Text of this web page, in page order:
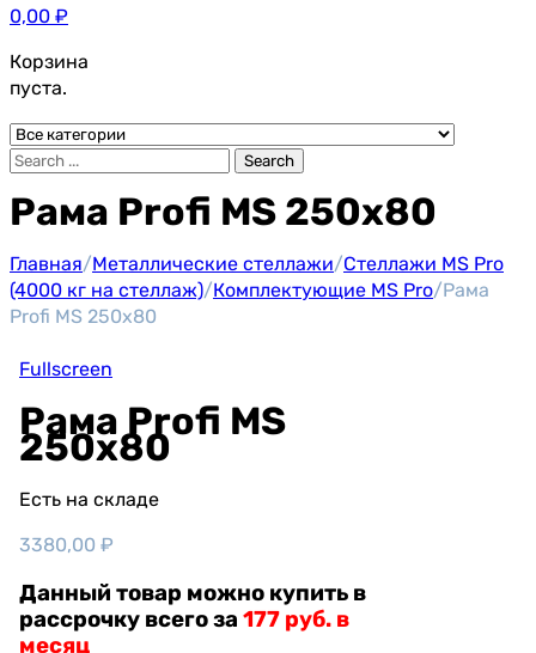
0,00 ₽
Корзина
пуста.
Search
Рама Profi MS 250х80
Главная/Металлические стеллажи/Стеллажи MS Pro
(4000 кг на стеллаж)/Комплектующие MS Pro/Рама
Profi MS 250х80
Fullscreen
Рама Profi MS
250х80
Есть на складе
3380,00 ₽
Данный товар можно купить в
рассрочку всего за 177 руб. в
месяц